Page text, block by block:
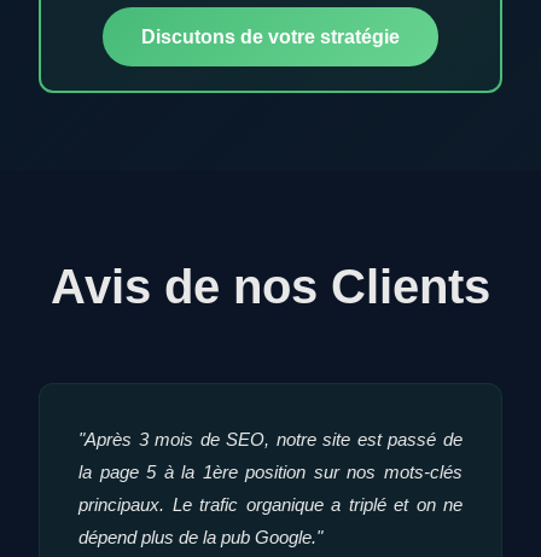
Discutons de votre stratégie
Avis de nos Clients
"Après 3 mois de SEO, notre site est passé de
la page 5 à la 1ère position sur nos mots-clés
principaux. Le trafic organique a triplé et on ne
dépend plus de la pub Google."